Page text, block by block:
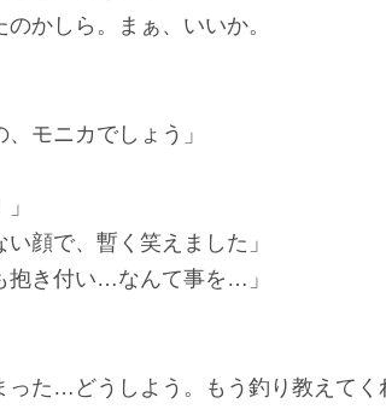
かしら。まぁ、いいか。
モニカでしょう」
顔で、暫く笑えました」
抱き付い…なんて事を…」
た…どうしよう。もう釣り教えてく